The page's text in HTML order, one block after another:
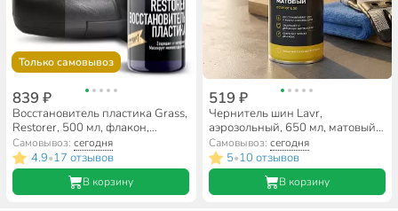
Только самовывоз
839 ₽
Восстановитель пластика Grass,
Restorer, 500 мл, флакон,
110470
Самовывоз:сегодня
4.9•17 отзывов
В корзину
519 ₽
Чернитель шин Lavr,
аэрозольный, 650 мл, матовый,
Ln1433
Самовывоз: сегодня
5•10 отзывов
В корзину